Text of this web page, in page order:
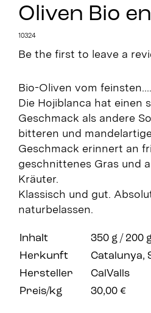
Oliven Bio
10324
Be the first to leave a
Bio-Oliven vom feinsten….
Die Hojiblanca hat einen
Geschmack als andere
bitteren und
Geschmack erinnert an
geschnittenes Gras und
Kräuter.
Klassisch und gut.
naturbelassen.
Inhalt
350 g / 200
Herkunft
Catalunya,
Hersteller
CalValls
Preis/kg
30,00 €